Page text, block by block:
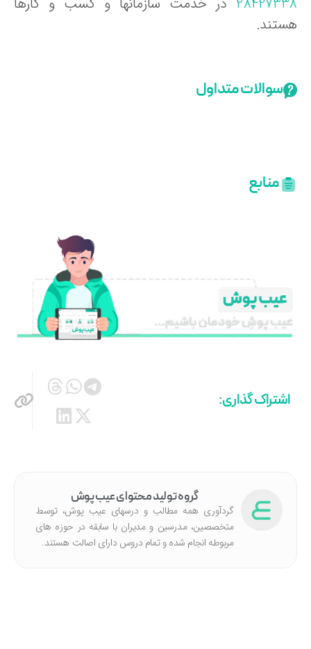
سوالات متداول
منابع
اشتراک گذاری:
گروه تولید محتوای عیب پوش
گردآوری همه مطالب و درسهای عیب پوش، توسط
متخصصین، مدرسین و مدیران با سابقه در حوزه های
مربوطه انجام شده‌ و تمام دروس دارای اصالت هستند.